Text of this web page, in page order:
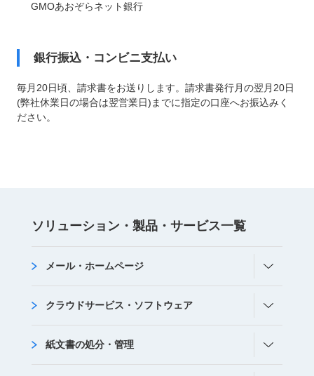
GMOあおぞらネット銀行
銀行振込・コンビニ支払い
毎月20日頃、請求書をお送りします。請求書発行月の翌月20日
(弊社休業日の場合は翌営業日)までに指定の口座へお振込みく
ださい。
ソリューション・製品・サービス⼀覧
メール・ホームページ
クラウドサービス・ソフトウェア
紙文書の処分・管理